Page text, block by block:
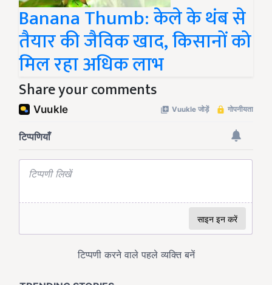
Banana Thumb: केले के थंब से
तैयार की जैविक खाद, किसानों को
मिल रहा अधिक लाभ
Share your comments